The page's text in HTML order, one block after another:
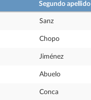
Segundo apellido
Sanz
Chopo
Jiménez
Abuelo
Conca